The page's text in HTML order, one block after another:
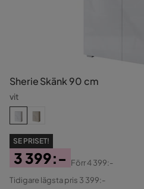
Sherie Skänk 90 cm
vit
SE PRISET!
Pris
3 399:-
Original
Förr4 399:-
Tidigare lägsta pris 3 399:-